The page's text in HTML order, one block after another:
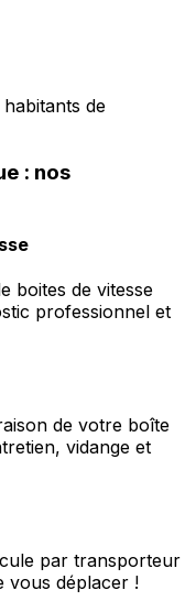
de
: nos
boites de vitesse
professionnel et
de votre boîte
vidange et
par transporteur
vous déplacer !